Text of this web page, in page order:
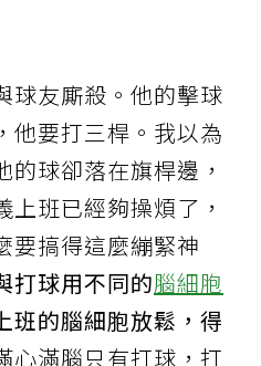
球友廝殺。他的擊球
他要打三桿。我以為
球卻落在旗桿邊，
班已經夠操煩了，
要搞得這麼繃緊神
打球用不同的腦細胞
班的腦細胞放鬆，得
心滿腦只有打球，打